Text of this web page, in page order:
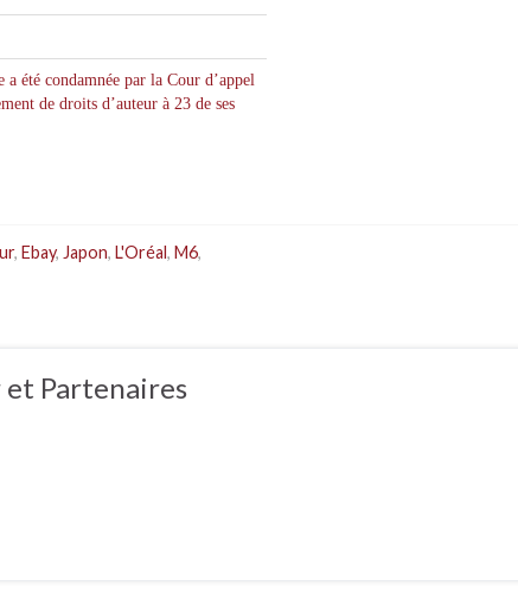
a été condamnée par la Cour d’appel
de droits d’auteur à 23 de ses
, Ebay, Japon, L'Oréal, M6,
et Partenaires